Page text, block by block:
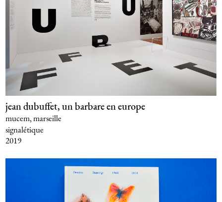
jean dubuffet, un barbare en europe
mucem, marseille
signalétique
2019